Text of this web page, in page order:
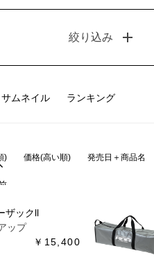
絞り込み
サムネイル ランキング
) 価格(高い順) 発売日＋商品名
ザックll
ップ
￥15,400